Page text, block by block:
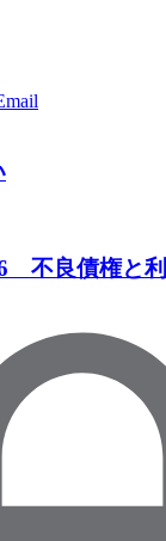
不良債権と